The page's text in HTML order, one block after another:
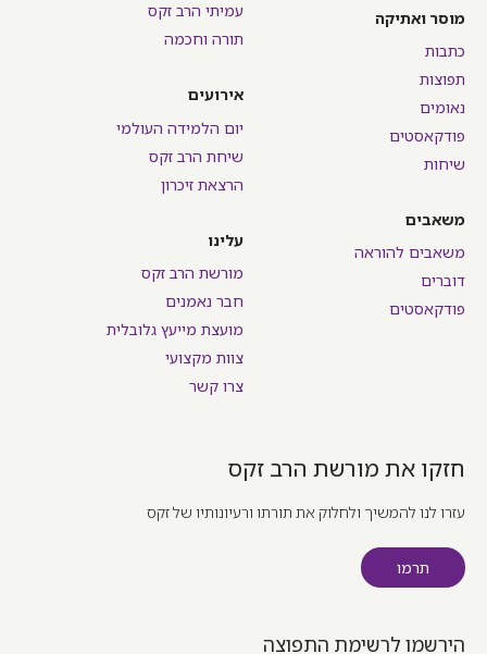
מוסר ואתיקה
כתבות
תפוצות
נאומים
פודקאסטים
שיחות
משאבים
משאבים להוראה
דוברים
פודקאסטים
עמיתי הרב זקס
תורה וחכמה
אירועים
יום הלמידה העולמי
שיחת הרב זקס
הרצאת זיכרון
עלינו
מורשת הרב זקס
חבר נאמנים
מועצת מייעץ גלובלית
צוות מקצועי
צרו קשר
חזקו את מורשת הרב זקס
עזרו לנו להמשיך ולחלוק את תורתו ורעיונותיו של זקס
תרמו
הירשמו לרשימת התפוצה